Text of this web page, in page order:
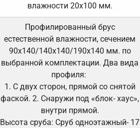
влажности 20х100 мм.
Профилированный брус
естественной влажности, сечением
90х140/140х140/190х140 мм. по
выбранной комплектации. Два вида
профиля:
1. С двух сторон, прямой со снятой
фаской. 2. Снаружи под «блок- хаус»,
внутри прямой.
Высота сруба: Сруб одноэтажный- 17